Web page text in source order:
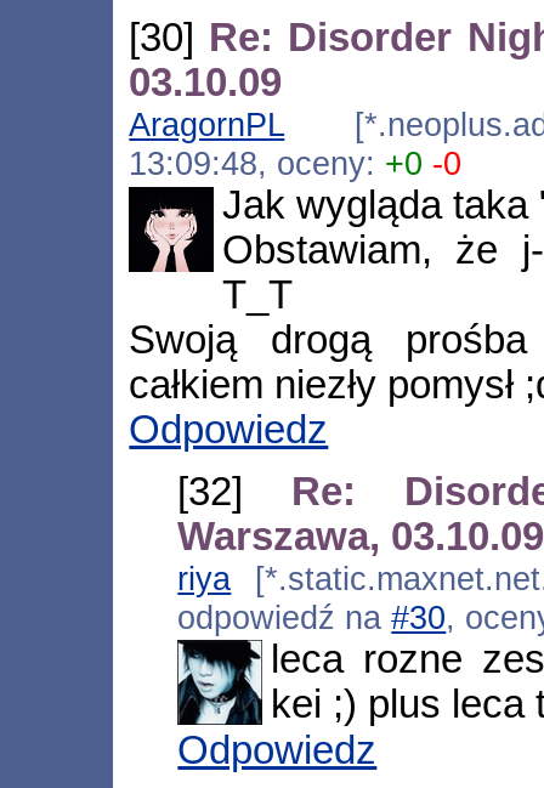
[30] Re: Disorder
03.10.09
AragornPL
13:09:48, oceny: +0 -0
Jak wygląda taka
Obstawiam, że
T_T
Swoją drogą
całkiem niezły pomysł
Odpowiedz
[32] Re:
Warszawa, 03.10.09
riya
odpowiedź na#30,
leca rozne
kei ;) plus leca
Odpowiedz